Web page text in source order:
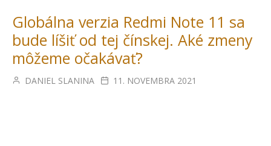
Globálna verzia Redmi Note 11 sa
bude líšiť od tej čínskej. Aké zmeny
môžeme očakávať?
DANIEL SLANINA 11. NOVEMBRA 2021